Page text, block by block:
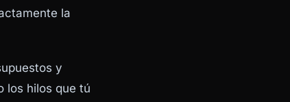
la
y
los hilos que tú